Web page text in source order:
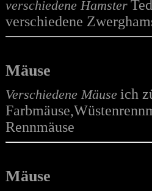
verschiedene Hamster
verschiedene
Mäuse
Verschiedene Mäuse ich
Rennmäuse
Mäuse